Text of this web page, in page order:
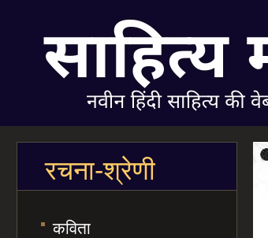
रचना-श्रेणी
कविता